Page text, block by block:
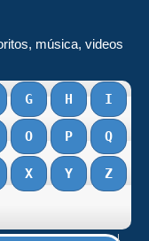
música, videos
G H I
O P Q
X Y Z